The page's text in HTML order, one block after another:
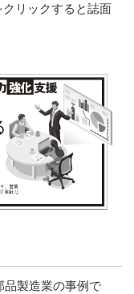
リックすると誌面
品製造業の事例で
求められ
時代の営業